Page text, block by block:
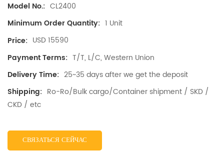
Model No.: CL2400
Minimum Order Quantity: 1 Unit
Price: USD 15590
Payment Terms: T/T, L/C, Western Union
Delivery Time: 25~35 days after we get the deposit
Shipping: Ro-Ro/Bulk cargo/Container shipment / SKD /
CKD / etc
СВЯЗАТЬСЯ СЕЙЧАС